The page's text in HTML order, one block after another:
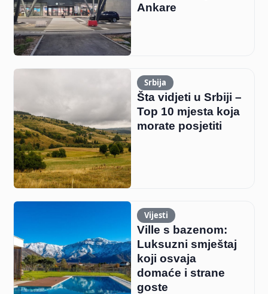
Ankare
Srbija
Šta vidjeti u Srbiji –
Top 10 mjesta koja
morate posjetiti
Vijesti
Ville s bazenom:
Luksuzni smještaj
koji osvaja
domaće i strane
goste